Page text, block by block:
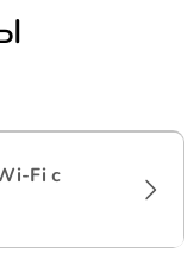
Fi с